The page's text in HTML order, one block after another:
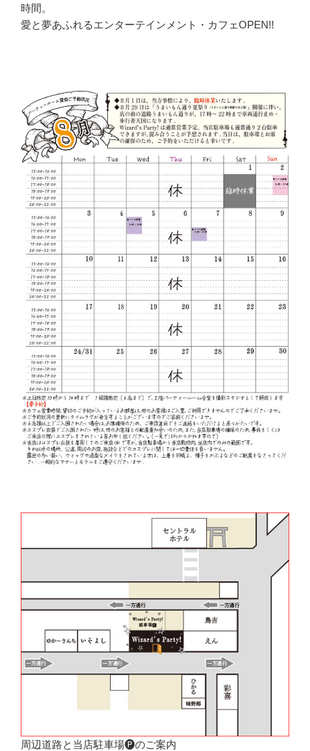
時間。
愛と夢あふれるエンターテインメント・カフェOPEN!!
周辺道路と当店駐車場🅟のご案内